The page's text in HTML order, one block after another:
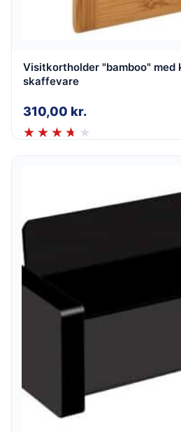
Visitkortholder "bamboo" med
skaffevare
310,00 kr.